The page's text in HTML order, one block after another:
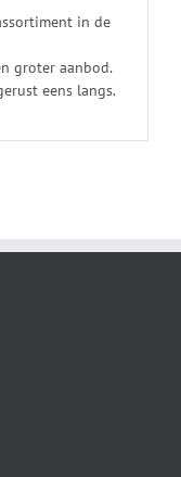
in de
groter aanbod.
eens langs.